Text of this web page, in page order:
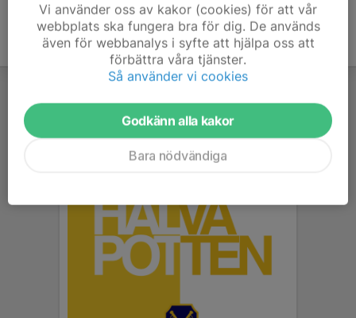
Vi använder oss av kakor (cookies) för att vår
webbplats ska fungera bra för dig. De används
även för webbanalys i syfte att hjälpa oss att
förbättra våra tjänster.
Så använder vi cookies
Godkänn alla kakor
Bara nödvändiga